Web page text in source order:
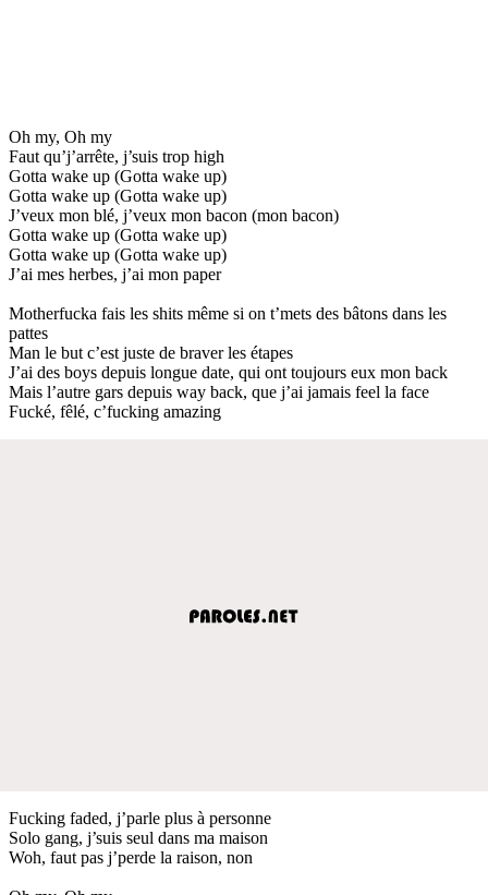
Oh my, Oh my
Faut qu’j’arrête, j’suis trop high
Gotta wake up (Gotta wake up)
Gotta wake up (Gotta wake up)
J’veux mon blé, j’veux mon bacon (mon bacon)
Gotta wake up (Gotta wake up)
Gotta wake up (Gotta wake up)
J’ai mes herbes, j’ai mon paper
Motherfucka fais les shits même si on t’mets des bâtons dans les
pattes
Man le but c’est juste de braver les étapes
J’ai des boys depuis longue date, qui ont toujours eux mon back
Mais l’autre gars depuis way back, que j’ai jamais feel la face
Fucké, fêlé, c’fucking amazing
Fucking faded, j’parle plus à personne
Solo gang, j’suis seul dans ma maison
Woh, faut pas j’perde la raison, non